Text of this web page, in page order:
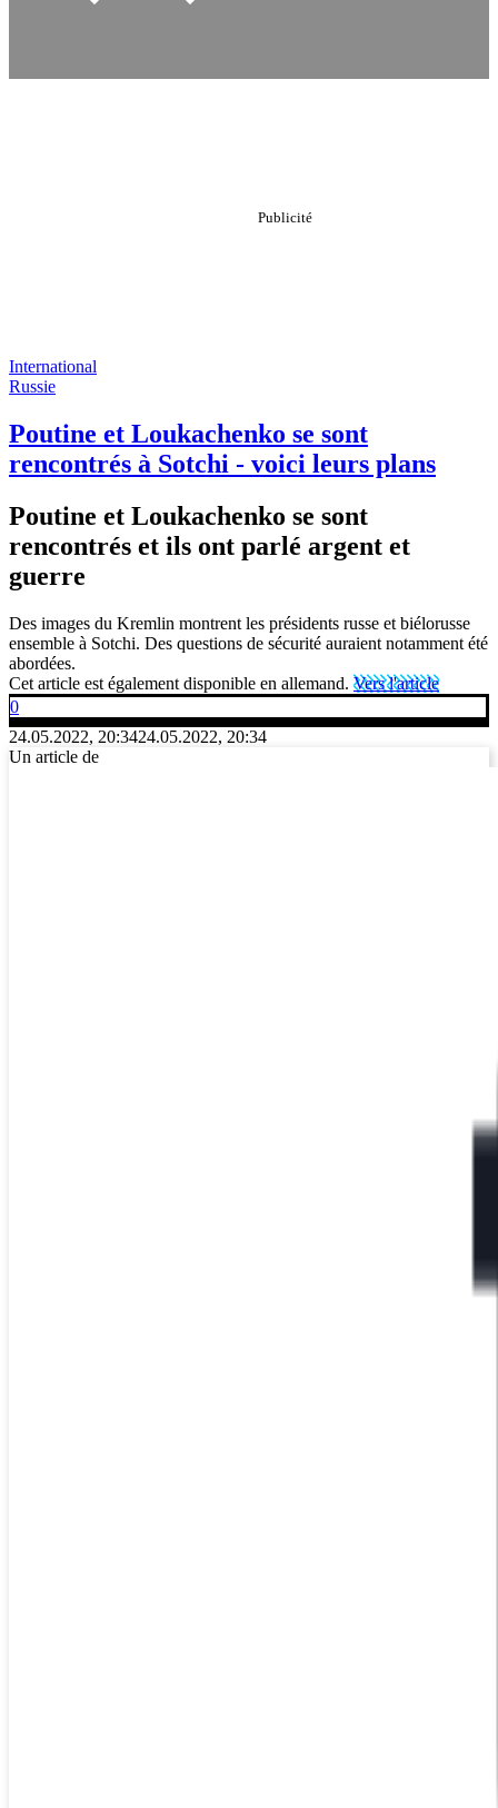
International
Russie
Poutine et Loukachenko se sont
rencontrés à Sotchi - voici leurs plans
Poutine et Loukachenko se sont
rencontrés et ils ont parlé argent et
guerre
Des images du Kremlin montrent les présidents russe et biélorusse
ensemble à Sotchi. Des questions de sécurité auraient notamment été
abordées.
Cet article est également disponible en allemand. Vers l'article
0
24.05.2022, 20:3424.05.2022, 20:34
Un article de